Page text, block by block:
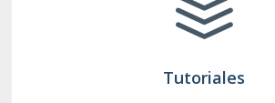
Tutoriales